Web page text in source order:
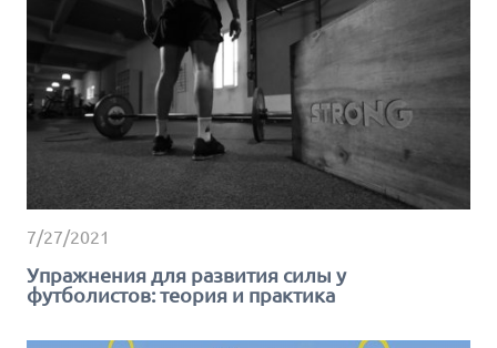
7/27/2021
Упражнения для развития силы у
футболистов: теория и практика